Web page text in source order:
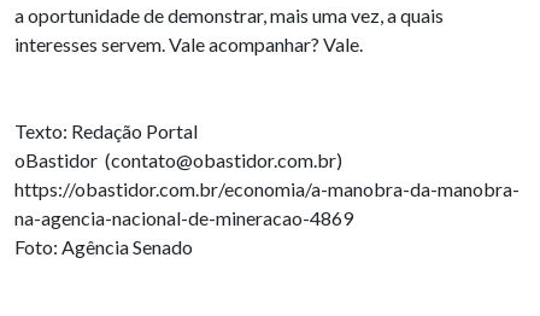
a oportunidade de demonstrar, mais uma vez, a quais
interesses servem. Vale acompanhar? Vale.
Texto: Redação Portal
oBastidor (contato@obastidor.com.br)
https://obastidor.com.br/economia/a-manobra-da-manobra-
na-agencia-nacional-de-mineracao-4869
Foto: Agência Senado